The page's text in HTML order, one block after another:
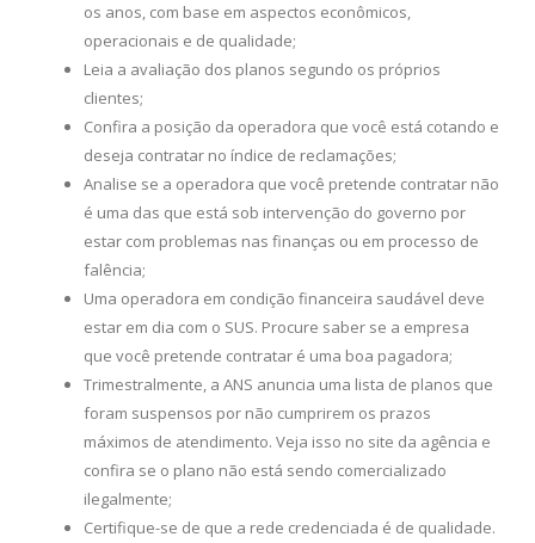
os anos, com base em aspectos econômicos,
operacionais e de qualidade;
Leia a avaliação dos planos segundo os próprios
clientes;
Confira a posição da operadora que você está cotando e
deseja contratar no índice de reclamações;
Analise se a operadora que você pretende contratar não
é uma das que está sob intervenção do governo por
estar com problemas nas finanças ou em processo de
falência;
Uma operadora em condição financeira saudável deve
estar em dia com o SUS. Procure saber se a empresa
que você pretende contratar é uma boa pagadora;
Trimestralmente, a ANS anuncia uma lista de planos que
foram suspensos por não cumprirem os prazos
máximos de atendimento. Veja isso no site da agência e
confira se o plano não está sendo comercializado
ilegalmente;
Certifique-se de que a rede credenciada é de qualidade.